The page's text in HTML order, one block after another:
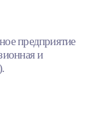
предприятие
и